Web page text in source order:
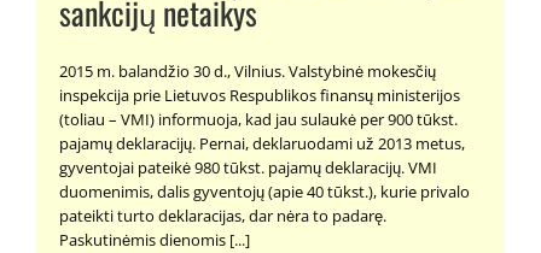
sankcijų netaikys
2015 m. balandžio 30 d., Vilnius. Valstybinė mokesčių
inspekcija prie Lietuvos Respublikos finansų ministerijos
(toliau – VMI) informuoja, kad jau sulaukė per 900 tūkst.
pajamų deklaracijų. Pernai, deklaruodami už 2013 metus,
gyventojai pateikė 980 tūkst. pajamų deklaracijų. VMI
duomenimis, dalis gyventojų (apie 40 tūkst.), kurie privalo
pateikti turto deklaracijas, dar nėra to padarę.
Paskutinėmis dienomis [...]